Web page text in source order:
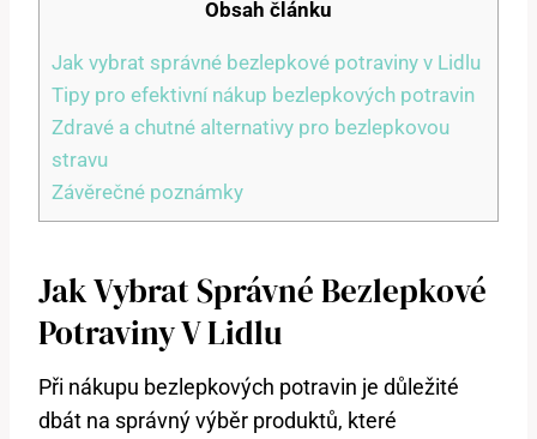
Obsah článku
Jak vybrat správné bezlepkové potraviny v Lidlu
Tipy pro efektivní nákup bezlepkových potravin
Zdravé a chutné alternativy pro bezlepkovou
stravu
Závěrečné poznámky
Jak Vybrat Správné Bezlepkové
Potraviny V Lidlu
Při nákupu bezlepkových potravin je důležité
dbát na správný výběr produktů, které